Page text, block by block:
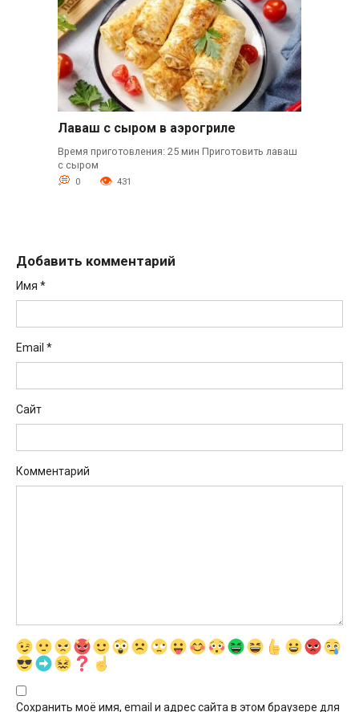
Лаваш с сыром в аэрогриле
Время приготовления: 25 мин Приготовить лаваш
с сыром
0 431
Добавить комментарий
Имя *
Email *
Сайт
Комментарий
Сохранить моё имя, email и адрес сайта в этом браузере для